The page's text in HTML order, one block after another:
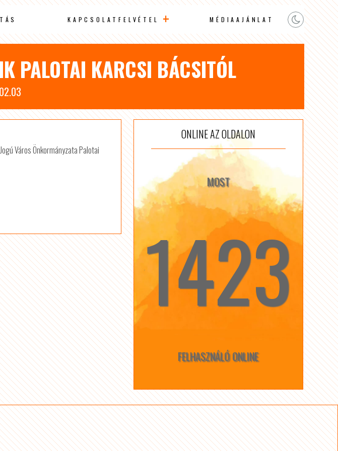
KAPCSOLATFELVÉTEL MÉDIAAJÁNLAT
PALOTAI KARCSI BÁCSITÓL
Város Önkormányzata Palotai
ONLINE AZ OLDALON
MOST
☆1423 ☆
FELHASZNÁLÓ ONLINE